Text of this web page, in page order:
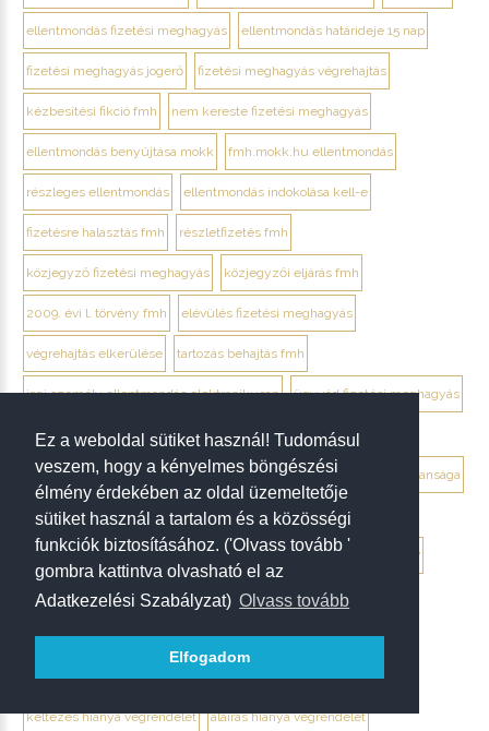
Ez a weboldal sütiket használ! Tudomásul
veszem, hogy a kényelmes böngészési
élmény érdekében az oldal üzemeltetője
sütiket használ a tartalom és a közösségi
funkciók biztosításához. ('Olvass tovább '
gombra kattintva olvasható el az
Adatkezelési Szabályzat) Olvass tovább
Elfogadom
ellentmondás fizetési meghagyás ellentmondás határideje 15 nap
fizetési meghagyás jogerő fizetési meghagyás végrehajtás
kézbesítési fikció fmh nem kereste fizetési meghagyás
ellentmondás benyújtása mokk fmh.mokk.hu ellentmondás
részleges ellentmondás ellentmondás indokolása kell-e
fizetésre halasztás fmh részletfizetés fmh
közjegyző fizetési meghagyás közjegyzői eljárás fmh
2009. évi l. törvény fmh elévülés fizetési meghagyás
végrehajtás elkerülése tartozás behajtás fmh
jogi személy ellentmondás elektronikusan ügyvéd fizetési meghagyás
debrecen ügyvéd fizetési meghagyás
végrendelet megtámadása mikor érdemes végrendelet hatálytalansága
érvénytelenség megállapítása per hagyatéki per végrendelet
megtámadási nyilatkozat megtámadás elévülése 5 év ptk. 7:37
beszámíthatóság végrendelet
tévedés megtévesztés fenyegetés végrendelet
tisztességtelen befolyás gépírásos végrendelet tanúk
keltezés hiánya végrendelet aláírás hiánya végrendelet